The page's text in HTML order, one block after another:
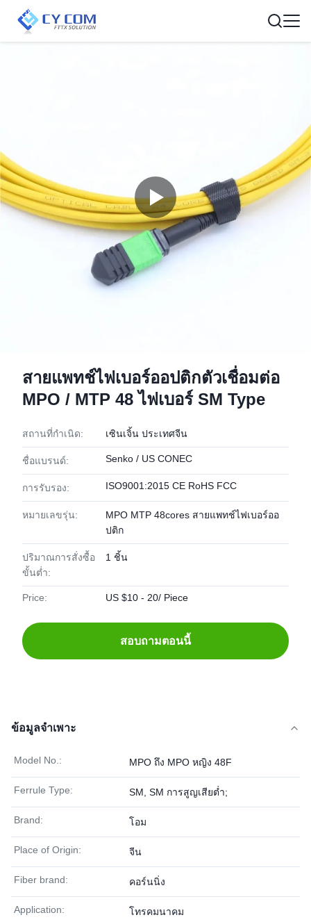
สายแพทช์ไฟเบอร์ออปติกตัวเชื่อมต่อ
MPO / MTP 48 ไฟเบอร์ SM Type
สถานที่กำเนิด: เซินเจิ้น ประเทศจีน
ชื่อแบรนด์: Senko / US CONEC
การรับรอง: ISO9001:2015 CE RoHS FCC
หมายเลขรุ่น:
MPO MTP 48cores สายแพทช์ไฟเบอร์ออ
ปติก
ปริมาณการสั่งซื้อ
ขั้นต่ำ:
1 ชิ้น
Price: US $10 - 20/ Piece
สอบถามตอนนี้
ข้อมูลจำเพาะ
Model No.: MPO ถึง MPO หญิง 48F
Ferrule Type: SM, SM การสูญเสียต่ำ;
Brand: โอม
Place of Origin: จีน
Fiber brand: คอร์นนิ่ง
Application: โทรคมนาคม